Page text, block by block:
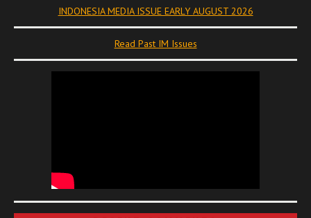
INDONESIA MEDIA ISSUE EARLY AUGUST 2026
Read Past IM Issues